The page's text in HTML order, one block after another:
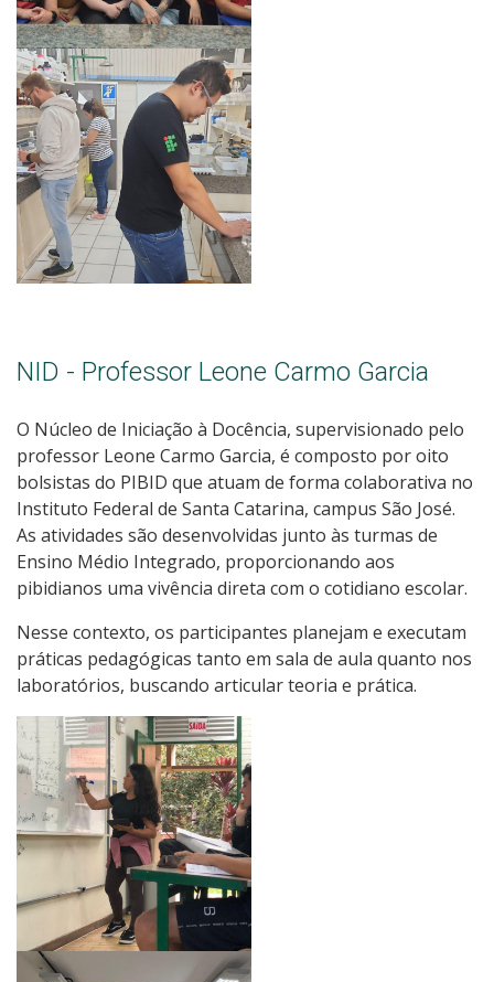
NID - Professor Leone Carmo Garcia
O Núcleo de Iniciação à Docência, supervisionado pelo
professor Leone Carmo Garcia, é composto por oito
bolsistas do PIBID que atuam de forma colaborativa no
Instituto Federal de Santa Catarina, campus São José.
As atividades são desenvolvidas junto às turmas de
Ensino Médio Integrado, proporcionando aos
pibidianos uma vivência direta com o cotidiano escolar.
Nesse contexto, os participantes planejam e executam
práticas pedagógicas tanto em sala de aula quanto nos
laboratórios, buscando articular teoria e prática.